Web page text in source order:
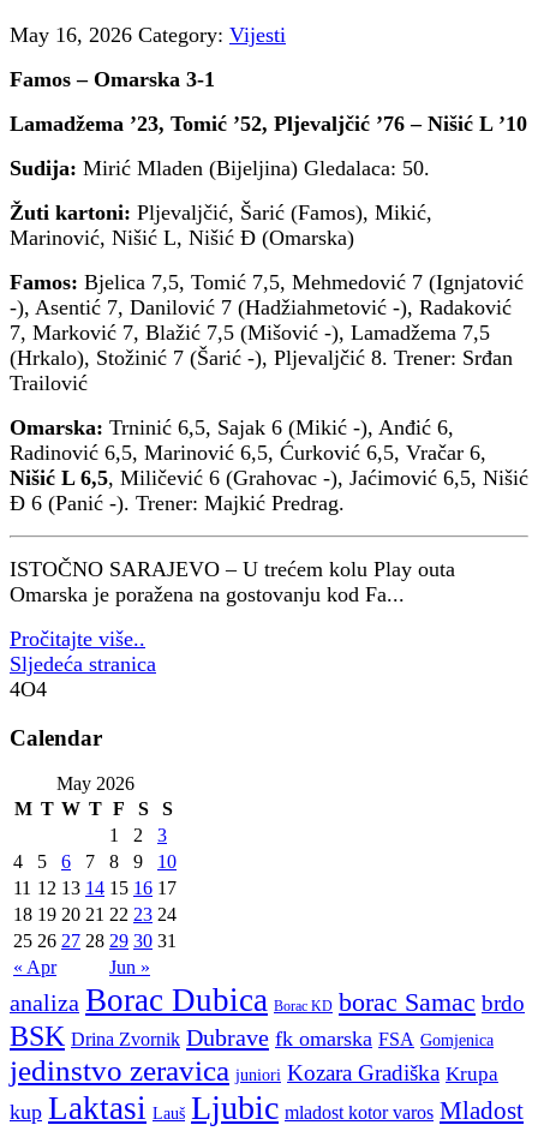
May 16, 2026 Category: Vijesti
Famos – Omarska 3-1
Lamadžema ’23, Tomić ’52, Pljevaljčić ’76 – Nišić L ’10
Sudija: Mirić Mladen (Bijeljina) Gledalaca: 50.
Žuti kartoni: Pljevaljčić, Šarić (Famos), Mikić,
Marinović, Nišić L, Nišić Đ (Omarska)
Famos: Bjelica 7,5, Tomić 7,5, Mehmedović 7 (Ignjatović
-), Asentić 7, Danilović 7 (Hadžiahmetović -), Radaković
7, Marković 7, Blažić 7,5 (Mišović -), Lamadžema 7,5
(Hrkalo), Stožinić 7 (Šarić -), Pljevaljčić 8. Trener: Srđan
Trailović
Omarska: Trninić 6,5, Sajak 6 (Mikić -), Anđić 6,
Radinović 6,5, Marinović 6,5, Ćurković 6,5, Vračar 6,
Nišić L 6,5, Miličević 6 (Grahovac -), Jaćimović 6,5, Nišić
Đ 6 (Panić -). Trener: Majkić Predrag.
ISTOČNO SARAJEVO – U trećem kolu Play outa
Omarska je poražena na gostovanju kod Fa...
Pročitajte više..
Sljedeća stranica
4O4
Calendar
May 2026
M T W T F S S
« Apr Jun »
1 2
3
4
5 6 7 8 9
10
11 12 13 14 15 16 17
18 19 20 21 22 23 24
25 26 27 28 29 30 31
analiza Borac Dubica Borac KD borac Samac brdo
BSK Drina Zvornik Dubrave fk omarska FSA Gomjenica
jedinstvo zeravica juniori Kozara Gradiška Krupa
kup Laktasi Lauš Ljubic mladost kotor varos Mladost